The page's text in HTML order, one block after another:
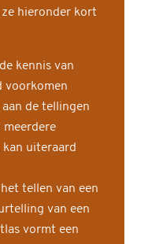
hieronder kort
kennis van
voorkomen
de tellingen
meerdere
kan uiteraard
tellen van een
van een
vormt een